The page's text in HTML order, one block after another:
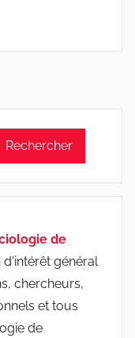
Rechercher
de
d'intérêt général
chercheurs,
et tous
de